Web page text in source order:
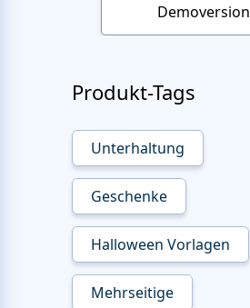
Demoversion
Produkt-Tags
Unterhaltung
Geschenke
Halloween Vorlagen
Mehrseitige